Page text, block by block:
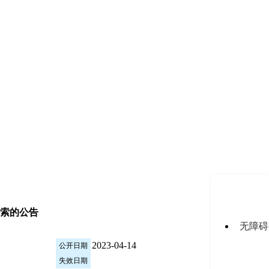
的公告
公开日期 2023-04-14
失效日期
无障碍